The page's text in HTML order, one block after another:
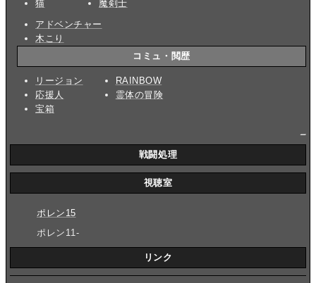
猫
魔剣士
アドベンチャー
木こり
コミュ・閲歴
リージョン
応援人
宝箱
RAINBOW
霊体の冒険
戦闘処理
視聴室
ポレン15
ポレン11-
リンク